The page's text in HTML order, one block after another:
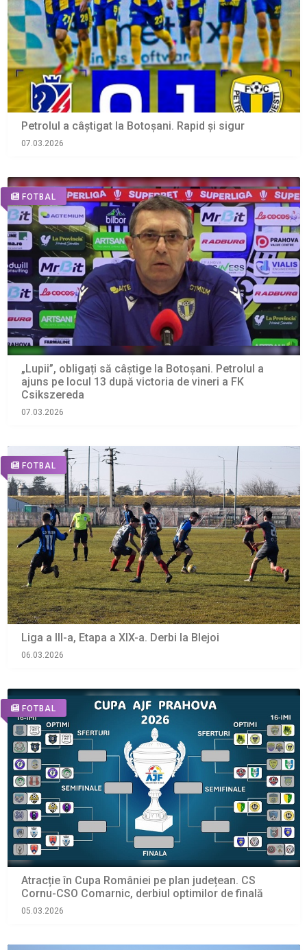
Petrolul a câștigat la Botoșani. Rapid și sigur
07.03.2026
FOTBAL
„Lupii”, obligați să câștige la Botoșani. Petrolul a
ajuns pe locul 13 după victoria de vineri a FK
Csikszereda
07.03.2026
FOTBAL
Liga a III-a, Etapa a XIX-a. Derbi la Blejoi
06.03.2026
FOTBAL
Atracție în Cupa României pe plan județean. CS
Cornu-CSO Comarnic, derbiul optimilor de finală
05.03.2026